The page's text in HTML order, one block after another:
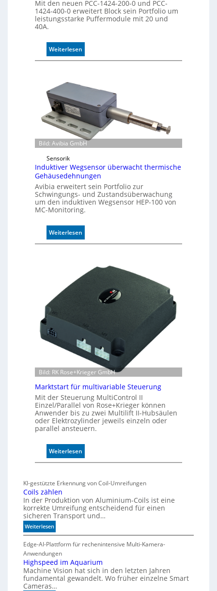
l
e
Mit den neuen PCC-1424-200-0 und PCC-
1424-400-0 erweitert Block sein Portfolio um
leistungsstarke Puffermodule mit 20 und
40A.
Weiterlesen
P
f
r
o
d
u
l
m
i
t
2
0
u
n
4
Bild: Avibia GmbH
Sensorik
Induktiver Wegsensor überwacht thermische
Gehäusedehnungen
Avibia erweitert sein Portfolio zur
Schwingungs- und Zustandsüberwachung
um den induktiven Wegsensor HEP-100 von
MC-Monitoring.
Weiterlesen
I
k
r
e
g
s
e
n
s
o
r
ü
b
r
a
h
t
h
e
m
i
c
h
e
Bild: RK Rose+Krieger GmbH
Marktstart für multivariable Steuerung
Mit der Steuerung MultiControl II
Einzel/Parallel von Rose+Krieger können
Anwender bis zu zwei Multilift II-Hubsäulen
oder Elektrozylinder jeweils einzeln oder
parallel ansteuern.
Weiterlesen
M
k
s
t
r
t
ü
r
m
KI-gestützte Erkennung von Coil-Umreifungen
Coils zählen
In der Produktion von Aluminium-Coils ist eine
korrekte Umreifung entscheidend für einen
sicheren Transport und…
Weiterlesen:
C
o
i
l
s
z
ä
Edge-AI-Plattform für rechenintensive Multi-Kamera-
Anwendungen
Highspeed im Aquarium
Machine Vision hat sich in den letzten Jahren
fundamental gewandelt. Wo früher einzelne Smart
Cameras…